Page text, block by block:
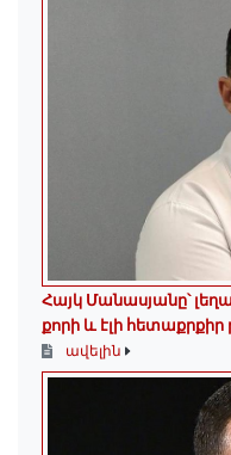
Հայկ Մանասյանը՝
քորի և էլի հետաքրքիր
ավելին